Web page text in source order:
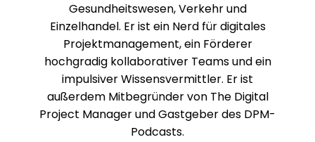
Gesundheitswesen, Verkehr und
Einzelhandel. Er ist ein Nerd für digitales
Projektmanagement, ein Förderer
hochgradig kollaborativer Teams und ein
impulsiver Wissensvermittler. Er ist
außerdem Mitbegründer von The Digital
Project Manager und Gastgeber des DPM-
Podcasts.